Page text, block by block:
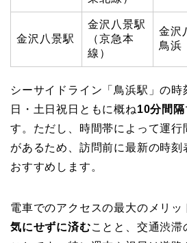
金沢八景駅
金沢八景駅
（京急本
線）
金沢
鳥浜
シーサイドライン「鳥浜駅」の
日・土日祝日ともに概ね10分間隔
す。ただし、時間帯によって運行
があるため、訪問前に最新の時刻
おすすめします。
電車でのアクセスの最大のメリッ
気にせずに済むことと、交通渋滞